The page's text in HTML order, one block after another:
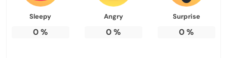
Sleepy
0%
Angry
0%
Surprise
0%